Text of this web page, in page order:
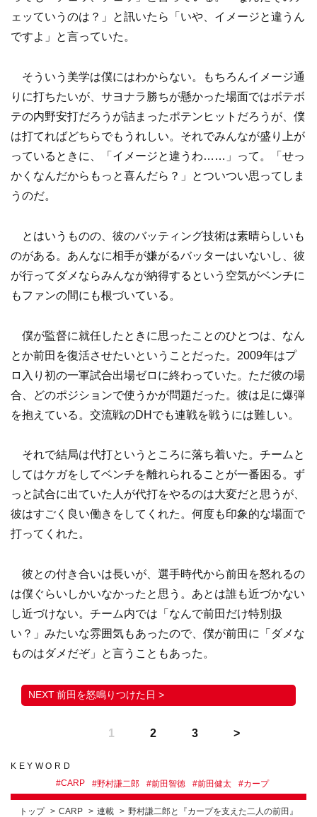
ェッていうのは？」と訊いたら「いや、イメージと違うん
ですよ」と言っていた。
そういう美学は僕にはわからない。もちろんイメージ通
りに打ちたいが、サヨナラ勝ちが懸かった場面ではボテボ
テの内野安打だろうが詰まったポテンヒットだろうが、僕
は打てればどちらでもうれしい。それでみんなが盛り上が
っているときに、「イメージと違うわ……」って。「せっ
かくなんだからもっと喜んだら？」とついつい思ってしま
うのだ。
とはいうものの、彼のバッティング技術は素晴らしいも
のがある。あんなに相手が嫌がるバッターはいないし、彼
が行ってダメならみんなが納得するという空気がベンチに
もファンの間にも根づいている。
僕が監督に就任したときに思ったことのひとつは、なん
とか前田を復活させたいということだった。2009年はプ
ロ入り初の一軍試合出場ゼロに終わっていた。ただ彼の場
合、どのポジションで使うかが問題だった。彼は足に爆弾
を抱えている。交流戦のDHでも連戦を戦うには難しい。
それで結局は代打というところに落ち着いた。チームと
してはケガをしてベンチを離れられることが一番困る。ず
っと試合に出ていた人が代打をやるのは大変だと思うが、
彼はすごく良い働きをしてくれた。何度も印象的な場面で
打ってくれた。
彼との付き合いは長いが、選手時代から前田を怒れるの
は僕ぐらいしかいなかったと思う。あとは誰も近づかない
し近づけない。チーム内では「なんで前田だけ特別扱
い？」みたいな雰囲気もあったので、僕が前田に「ダメな
ものはダメだぞ」と言うこともあった。
前田を怒鳴りつけた日 >
1 2 3
KEYWORD
#CARP #野村謙二郎 #前田智徳 #前田健太 #カープ
トップ CARP 連載 野村謙二郎と『カープを支えた二人の前田』